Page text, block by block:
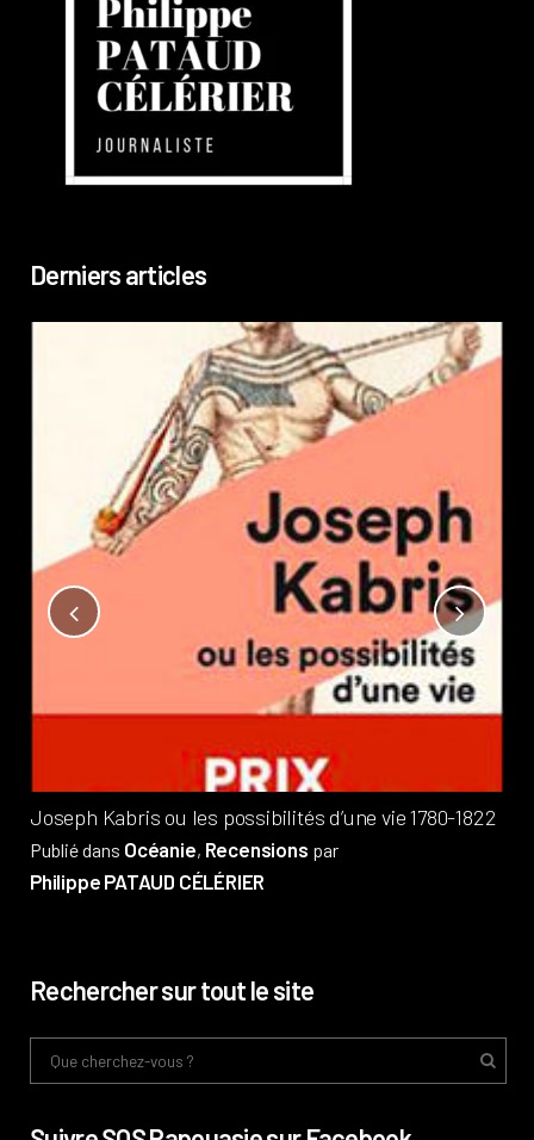
Derniers articles
Joseph Kabris ou les possibilités d’une vie 1780-1822
Publié dans Océanie, Recensions par
Philippe PATAUD CÉLÉRIER
Rechercher sur tout le site